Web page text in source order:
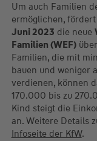
Um auch Familien
ermöglichen,
Juni 2023 die neue
Familien (WEF)
Familien, die mit
bauen und weniger
verdienen, können
170.000 bis zu
Kind steigt die
an. Weitere Details
Infoseite der KfW.